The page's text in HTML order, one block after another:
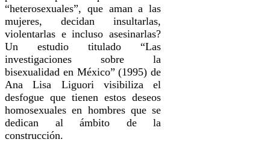
“heterosexuales”, que aman a las
mujeres, decidan insultarlas,
violentarlas e incluso asesinarlas?
Un estudio titulado “Las
investigaciones sobre la
bisexualidad en México” (1995) de
Ana Lisa Liguori visibiliza el
desfogue que tienen estos deseos
homosexuales en hombres que se
dedican al ámbito de la
construcción.